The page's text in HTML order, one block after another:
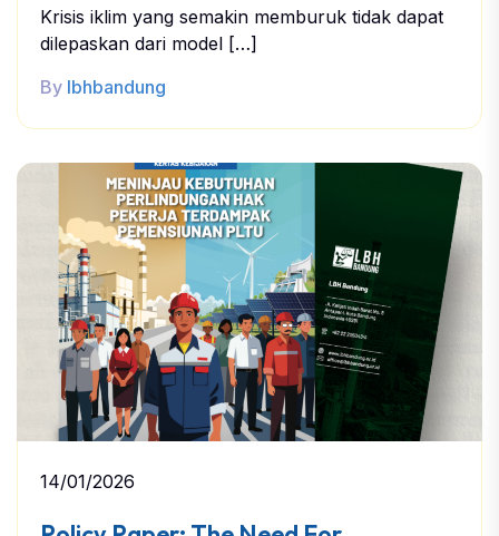
Krisis iklim yang semakin memburuk tidak dapat
dilepaskan dari model […]
By lbhbandung
14/01/2026